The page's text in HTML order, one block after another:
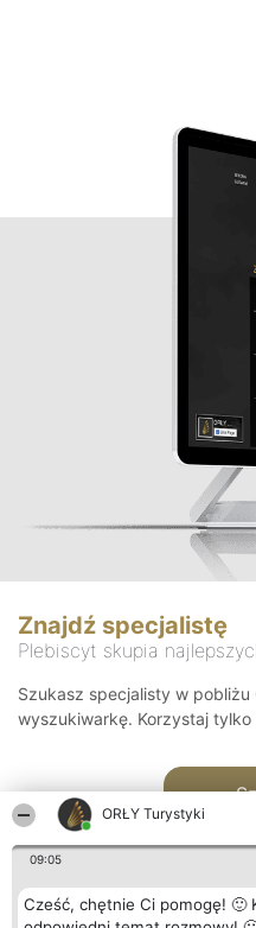
ORŁY Turystyki
09:05
Cześć, chętnie Ci pomogę! 🙂
Znajdź specjalistę
Plebiscyt skupia
Szukasz specjalisty w pobliżu
wyszukiwarkę. Korzystaj tylko